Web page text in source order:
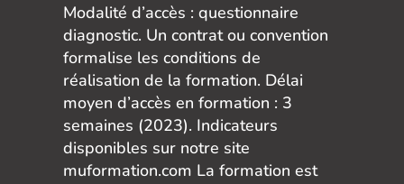
Modalité d’accès : questionnaire
diagnostic. Un contrat ou convention
formalise les conditions de
réalisation de la formation. Délai
moyen d’accès en formation : 3
semaines (2023). Indicateurs
disponibles sur notre site
muformation.com La formation est